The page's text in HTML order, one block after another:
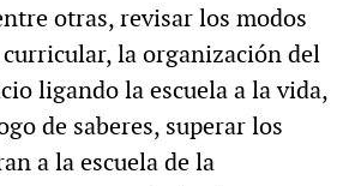
otras, revisar los modos
la organización del
ligando la escuela a la vida,
de saberes, superar los
a la escuela de la